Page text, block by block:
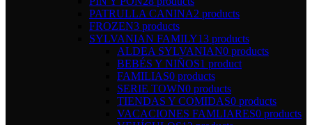
PATRULLA CANINA2 products
FROZEN3 products
SYLVANIAN FAMILY13 products
ALDEA SYLVANIAN0 products
BEBÉS Y NIÑOS1 product
FAMILIAS0 products
SERIE TOWN0 products
TIENDAS Y COMIDAS0 products
VACACIONES FAMLIARES0 products